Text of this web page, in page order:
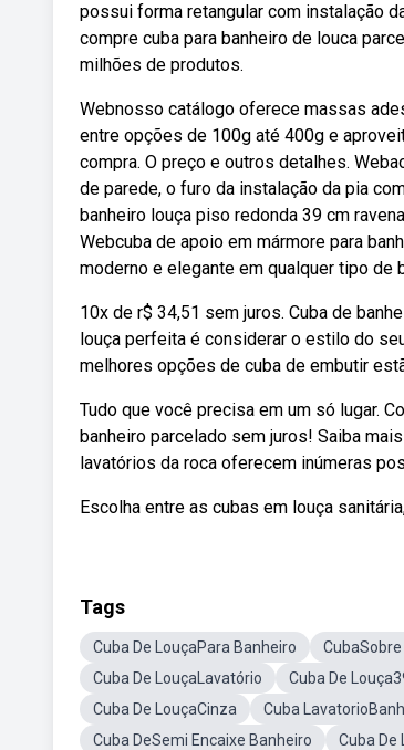
possui forma retangular com instalação
compre cuba para banheiro de louca
milhões de produtos.
Webnosso catálogo oferece massas
entre opções de 100g até 400g e
compra. O preço e outros detalhes.
de parede, o furo da instalação da pia
banheiro louça piso redonda 39 cm
Webcuba de apoio em mármore para
moderno e elegante em qualquer tipo de
10x de r$ 34,51 sem juros. Cuba de
louça perfeita é considerar o estilo do
melhores opções de cuba de embutir
Tudo que você precisa em um só lugar.
banheiro parcelado sem juros! Saiba
lavatórios da roca oferecem inúmeras
Escolha entre as cubas em louça
Tags
Cuba De LouçaPara Banheiro
Cuba De LouçaLavatório
Cuba De
Cuba De LouçaCinza
Cuba
Cuba DeSemi Encaixe Banheiro
Cuba De